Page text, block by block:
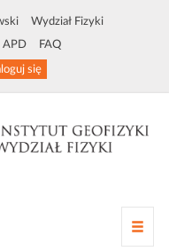
Wydział Fizyki
APD FAQ
się
Z
m